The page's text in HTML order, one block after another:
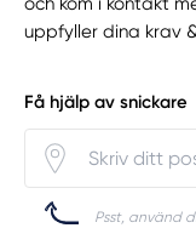
uppfyller dina krav
Få hjälp av snickare
Psst, använd